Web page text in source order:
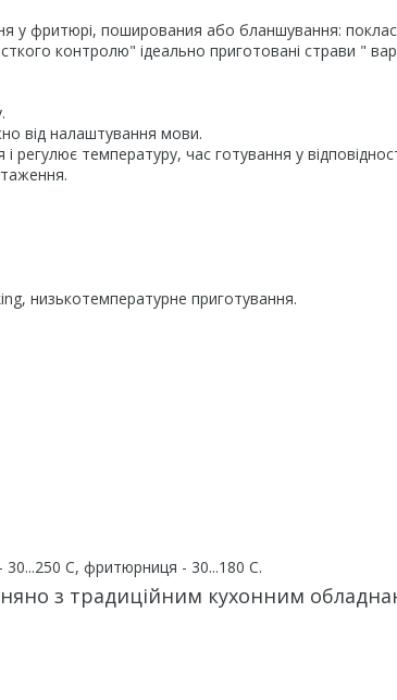
у фритюрі, поширования або бланшування:
контролю" ідеально приготовані страви "
від налаштування мови.
регулює температуру, час готування у
низькотемпературне приготування.
С, фритюрниця - 30...180 С.
з традиційним кухонним